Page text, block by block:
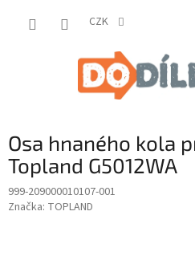
CZK
Osa hnaného kola
Topland G5012WA
999-209000010107-001
Značka: TOPLAND